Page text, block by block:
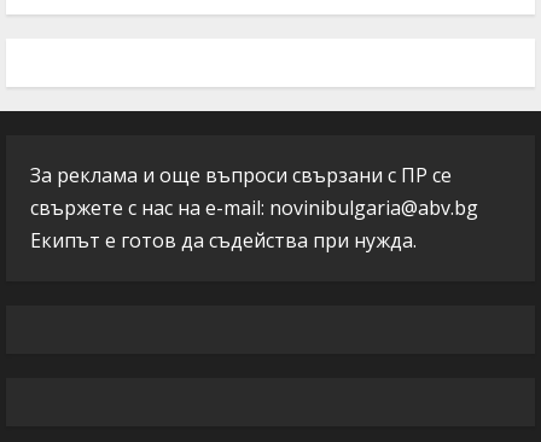
За реклама и още въпроси свързани с ПР се
свържете с нас на e-mail: novinibulgaria@abv.bg
Екипът е готов да съдейства при нужда.